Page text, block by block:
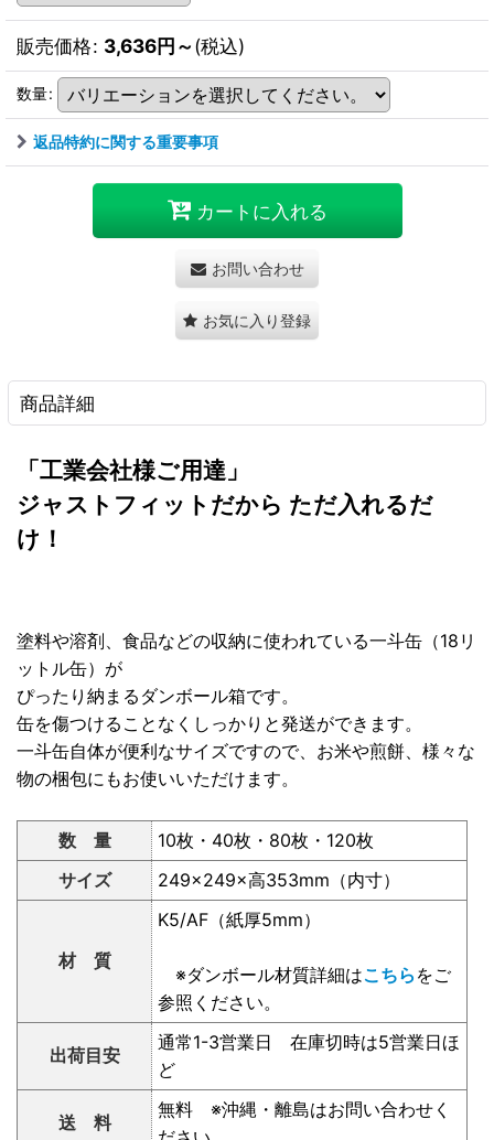
販売価格: 3,636円～(税込)
数量:
返品特約に関する重要事項
カートに入れる
お問い合わせ
お気に入り登録
商品詳細
「工業会社様ご用達」
ジャストフィットだから ただ入れるだ
け！
塗料や溶剤、食品などの収納に使われている一斗缶（18リ
ットル缶）が
ぴったり納まるダンボール箱です。
缶を傷つけることなくしっかりと発送ができます。
一斗缶自体が便利なサイズですので、お米や煎餅、様々な
物の梱包にもお使いいただけます。
数 量
10枚・40枚・80枚・120枚
サイズ
249×249×高353mm（内寸）
材 質
K5/AF（紙厚5mm）
※ダンボール材質詳細はこちら をご
参照ください。
出荷目安
通常1-3営業日 在庫切時は5営業日ほ
ど
送 料
無料 ※沖縄・離島はお問い合わせく